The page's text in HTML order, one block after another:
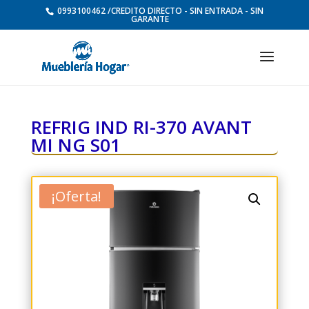
0993100462 /CREDITO DIRECTO - SIN ENTRADA - SIN
GARANTE
REFRIG IND RI-370 AVANT
MI NG S01
¡Oferta!